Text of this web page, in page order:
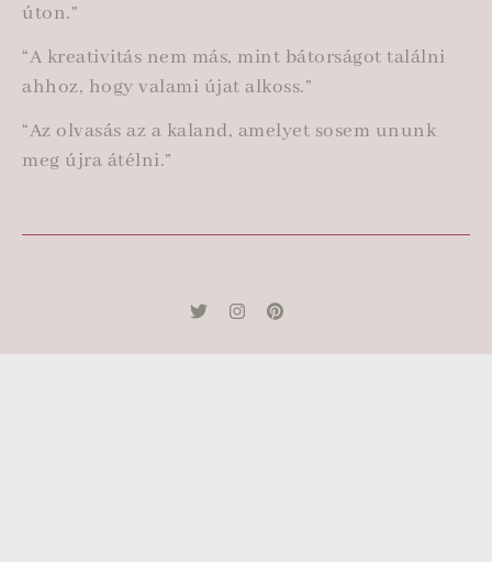
úton.”
“A kreativitás nem más, mint bátorságot találni
ahhoz, hogy valami újat alkoss.”
“Az olvasás az a kaland, amelyet sosem ununk
meg újra átélni.”